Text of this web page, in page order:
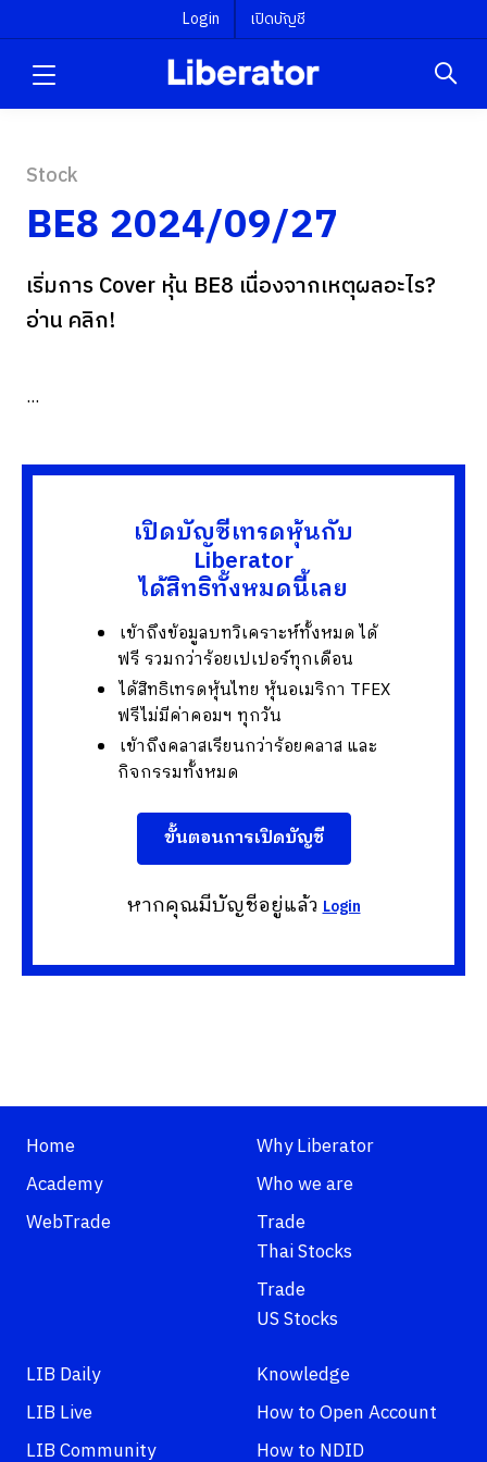
Login เปิดบัญชี
Stock
BE8 2024/09/27
เริ่มการ Cover หุ้น BE8 เนื่องจากเหตุผลอะไร?
อ่าน คลิก!
...
เปิดบัญชีเทรดหุ้นกับ
Liberator
ได้สิทธิทั้งหมดนี้เลย
เข้าถึงข้อมูลบทวิเคราะห์ทั้งหมด ได้
ฟรี รวมกว่าร้อยเปเปอร์ทุกเดือน
ได้สิทธิเทรดหุ้นไทย หุ้นอเมริกา TFEX
ฟรีไม่มีค่าคอมฯ ทุกวัน
เข้าถึงคลาสเรียนกว่าร้อยคลาส และ
กิจกรรมทั้งหมด
ขั้นตอนการเปิดบัญชี
หากคุณมีบัญชีอยู่แล้วLogin
Home
Academy
WebTrade
Why Liberator
Who we are
Trade
Thai Stocks
Trade
US Stocks
LIB Daily
LIB Live
LIB Community
Knowledge
How to Open Account
How to NDID